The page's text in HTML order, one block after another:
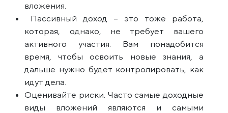
вложения.
Пассивный доход – это тоже работа,
которая, однако, не требует вашего
активного участия. Вам понадобится
время, чтобы освоить новые знания, а
дальше нужно будет контролировать, как
идут дела.
Оценивайте риски. Часто самые доходные
виды вложений являются и самыми